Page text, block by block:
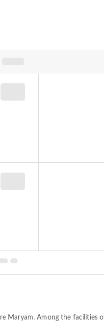
Maryam. Among the facilities